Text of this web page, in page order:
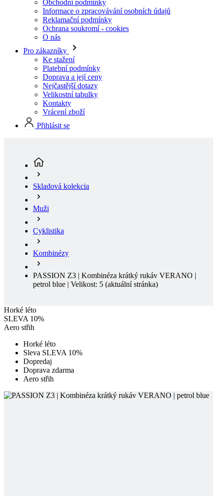
Pro zákazníky
Ke stažení
Platební podmínky
Doprava a její ceny
Nejčastější dotazy
Velikostní tabulky
Kontakty
Vrácení zboží
Přihlásit se
Muži
Cyklistika
Kombinézy
PASSION Z3 | Kombinéza krátký rukáv VERANO |
petrol blue | Velikost: 5
Horké léto
SLEVA 10%
Aero střih
Sleva SLEVA 10%
Dopredaj
Doprava zdarma